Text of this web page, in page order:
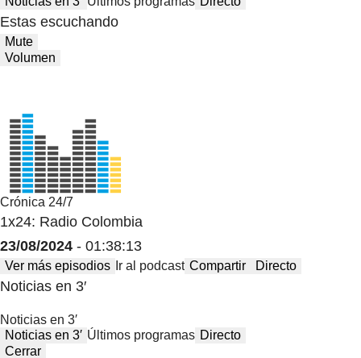
Estas escuchando
Mute
Volumen
Crónica 24/7
1x24: Radio Colombia
23/08/2024 - 01:38:13
Ver más episodios Ir al podcast Compartir Directo
Noticias en 3′
Noticias en 3′
Noticias en 3′ Últimos programas Directo
Cerrar